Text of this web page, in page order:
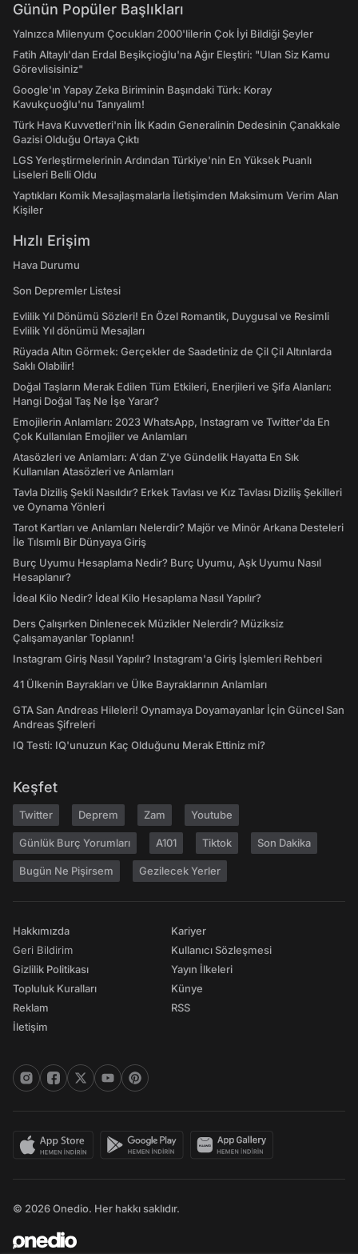
Günün Popüler Başlıkları
Yalnızca Milenyum Çocukları 2000'lilerin Çok İyi Bildiği Şeyler
Fatih Altaylı'dan Erdal Beşikçioğlu'na Ağır Eleştiri: "Ulan Siz Kamu
Görevlisisiniz"
Google'ın Yapay Zeka Biriminin Başındaki Türk: Koray
Kavukçuoğlu'nu Tanıyalım!
Türk Hava Kuvvetleri'nin İlk Kadın Generalinin Dedesinin Çanakkale
Gazisi Olduğu Ortaya Çıktı
LGS Yerleştirmelerinin Ardından Türkiye'nin En Yüksek Puanlı
Liseleri Belli Oldu
Yaptıkları Komik Mesajlaşmalarla İletişimden Maksimum Verim Alan
Kişiler
Hızlı Erişim
Hava Durumu
Son Depremler Listesi
Evlilik Yıl Dönümü Sözleri! En Özel Romantik, Duygusal ve Resimli
Evlilik Yıl dönümü Mesajları
Rüyada Altın Görmek: Gerçekler de Saadetiniz de Çil Çil Altınlarda
Saklı Olabilir!
Doğal Taşların Merak Edilen Tüm Etkileri, Enerjileri ve Şifa Alanları:
Hangi Doğal Taş Ne İşe Yarar?
Emojilerin Anlamları: 2023 WhatsApp, Instagram ve Twitter'da En
Çok Kullanılan Emojiler ve Anlamları
Atasözleri ve Anlamları: A'dan Z'ye Gündelik Hayatta En Sık
Kullanılan Atasözleri ve Anlamları
Tavla Diziliş Şekli Nasıldır? Erkek Tavlası ve Kız Tavlası Diziliş Şekilleri
ve Oynama Yönleri
Tarot Kartları ve Anlamları Nelerdir? Majör ve Minör Arkana Desteleri
İle Tılsımlı Bir Dünyaya Giriş
Burç Uyumu Hesaplama Nedir? Burç Uyumu, Aşk Uyumu Nasıl
Hesaplanır?
İdeal Kilo Nedir? İdeal Kilo Hesaplama Nasıl Yapılır?
Ders Çalışırken Dinlenecek Müzikler Nelerdir? Müziksiz
Çalışamayanlar Toplanın!
Instagram Giriş Nasıl Yapılır? Instagram'a Giriş İşlemleri Rehberi
41 Ülkenin Bayrakları ve Ülke Bayraklarının Anlamları
GTA San Andreas Hileleri! Oynamaya Doyamayanlar İçin Güncel San
Andreas Şifreleri
IQ Testi: IQ'unuzun Kaç Olduğunu Merak Ettiniz mi?
Keşfet
Twitter Deprem Zam Youtube
Günlük Burç Yorumları A101 Tiktok Son Dakika
Bugün Ne Pişirsem Gezilecek Yerler
Hakkımızda
Geri Bildirim
Gizlilik Politikası
Topluluk Kuralları
Reklam
İletişim
Kariyer
Kullanıcı Sözleşmesi
Yayın İlkeleri
Künye
RSS
© 2026 Onedio. Her hakkı saklıdır.